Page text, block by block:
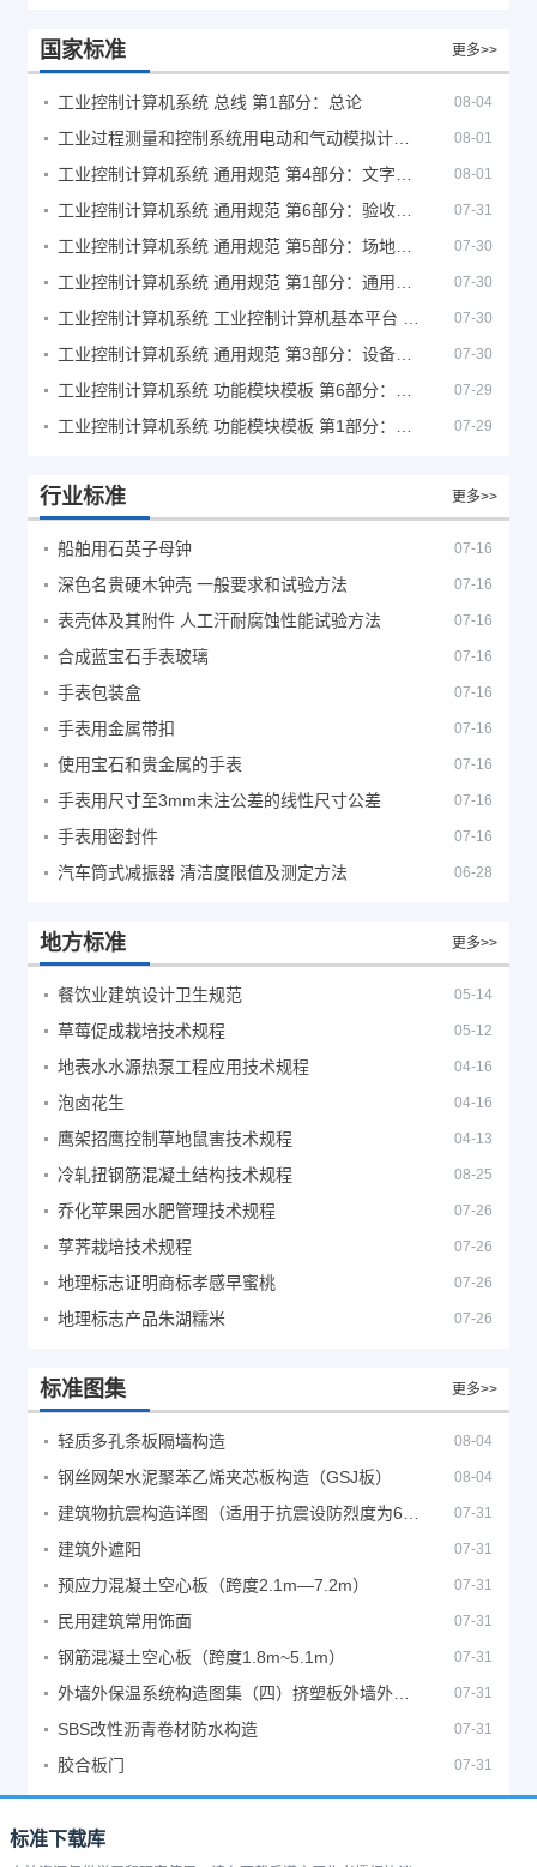
国家标准 更多>>
工业控制计算机系统 总线 第1部分：总论 08-04
08-01
08-01
07-31
07-30
07-30
07-30
07-30
07-29
07-29
行业标准 更多>>
船舶用石英子母钟 07-16
深色名贵硬木钟壳 一般要求和试验方法 07-16
表壳体及其附件 人工汗耐腐蚀性能试验方法 07-16
合成蓝宝石手表玻璃 07-16
手表包装盒 07-16
手表用金属带扣 07-16
使用宝石和贵金属的手表 07-16
手表用尺寸至3mm未注公差的线性尺寸公差 07-16
手表用密封件 07-16
汽车筒式减振器 清洁度限值及测定方法 06-28
地方标准 更多>>
餐饮业建筑设计卫生规范 05-14
草莓促成栽培技术规程 05-12
地表水水源热泵工程应用技术规程 04-16
泡卤花生 04-16
鹰架招鹰控制草地鼠害技术规程 04-13
冷轧扭钢筋混凝土结构技术规程 08-25
乔化苹果园水肥管理技术规程 07-26
莩荠栽培技术规程 07-26
地理标志证明商标孝感早蜜桃 07-26
地理标志产品朱湖糯米 07-26
标准图集 更多>>
轻质多孔条板隔墙构造 08-04
钢丝网架水泥聚苯乙烯夹芯板构造（GSJ板） 08-04
07-31
建筑外遮阳 07-31
预应力混凝土空心板（跨度2.1m—7.2m） 07-31
民用建筑常用饰面 07-31
钢筋混凝土空心板（跨度1.8m~5.1m） 07-31
07-31
SBS改性沥青卷材防水构造 07-31
胶合板门 07-31
标准下载库